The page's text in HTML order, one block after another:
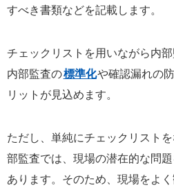
すべき書類などを記載します。
チェックリストを用いながら内部
内部監査の標準化や確認漏れの
リットが見込めます。
ただし、単純にチェックリスト
部監査では、現場の潜在的な問
あります。そのため、現場をよ